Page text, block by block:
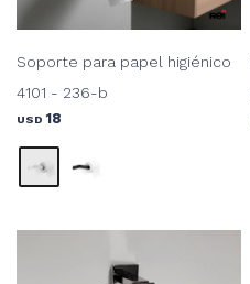
Soporte para papel higiénico
4101 - 236-b
USD 18